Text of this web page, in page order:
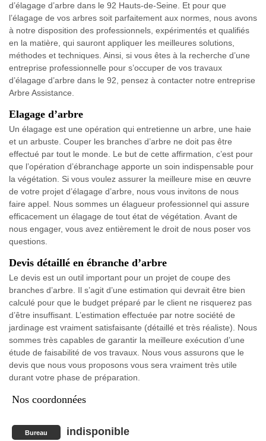
d’élagage d’arbre dans le 92 Hauts-de-Seine. Et pour que
l’élagage de vos arbres soit parfaitement aux normes, nous avons
à notre disposition des professionnels, expérimentés et qualifiés
en la matière, qui sauront appliquer les meilleures solutions,
méthodes et techniques. Ainsi, si vous êtes à la recherche d’une
entreprise professionnelle pour s’occuper de vos travaux
d’élagage d’arbre dans le 92, pensez à contacter notre entreprise
Arbre Assistance.
Elagage d’arbre
Un élagage est une opération qui entretienne un arbre, une haie
et un arbuste. Couper les branches d’arbre ne doit pas être
effectué par tout le monde. Le but de cette affirmation, c’est pour
que l’opération d’ébranchage apporte un soin indispensable pour
la végétation. Si vous voulez assurer la meilleure mise en œuvre
de votre projet d’élagage d’arbre, nous vous invitons de nous
faire appel. Nous sommes un élagueur professionnel qui assure
efficacement un élagage de tout état de végétation. Avant de
nous engager, vous avez entièrement le droit de nous poser vos
questions.
Devis détaillé en ébranche d’arbre
Le devis est un outil important pour un projet de coupe des
branches d’arbre. Il s’agit d’une estimation qui devrait être bien
calculé pour que le budget préparé par le client ne risquerez pas
d’être insuffisant. L’estimation effectuée par notre société de
jardinage est vraiment satisfaisante (détaillé et très réaliste). Nous
sommes très capables de garantir la meilleure exécution d’une
étude de faisabilité de vos travaux. Nous vous assurons que le
devis que nous vous proposons vous sera vraiment très utile
durant votre phase de préparation.
Nos coordonnées
Bureau indisponible